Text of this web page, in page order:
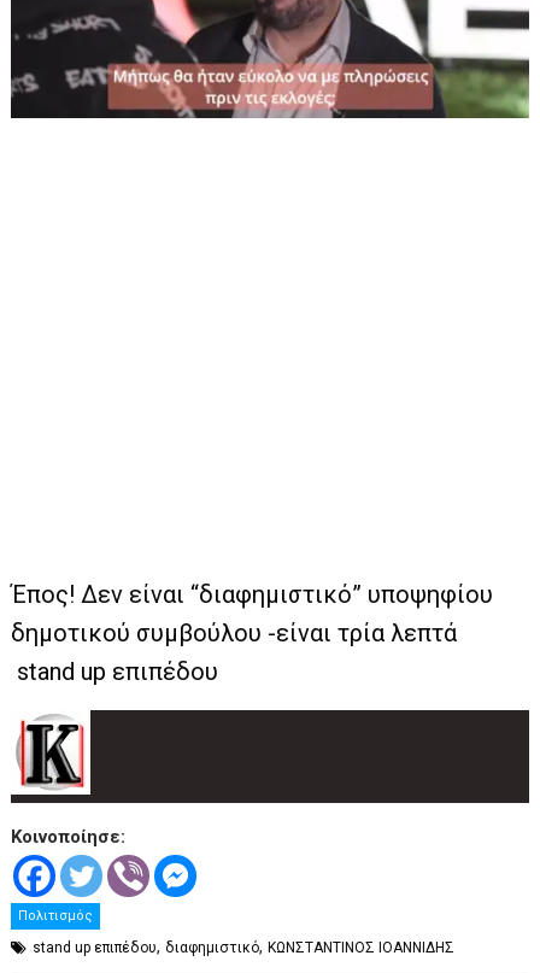
Έπος! Δεν είναι “διαφημιστικό” υποψηφίου
δημοτικού συμβούλου -είναι τρία λεπτά
stand up επιπέδου
Κοινοποίησε:
Πολιτισμός
stand up επιπέδου,διαφημιστικό,ΚΩΝΣΤΑΝΤΙΝΟΣ ΙΟΑΝΝΙΔΗΣ